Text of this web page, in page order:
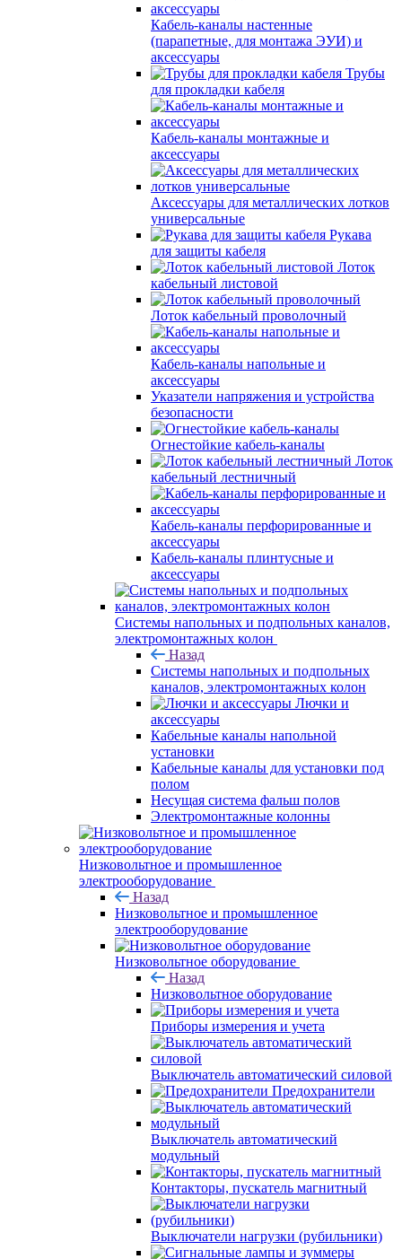
Кабель-каналы настенные
(парапетные, для монтажа ЭУИ) и
аксессуары
Трубы
для прокладки кабеля
Кабель-каналы монтажные и
аксессуары
Аксессуары для металлических лотков
универсальные
Рукава
для защиты кабеля
Лоток
кабельный листовой
Лоток кабельный проволочный
Кабель-каналы напольные и
аксессуары
Указатели напряжения и устройства
безопасности
Огнестойкие кабель-каналы
Лоток
кабельный лестничный
Кабель-каналы перфорированные и
аксессуары
Кабель-каналы плинтусные и
аксессуары
Системы напольных и подпольных каналов,
электромонтажных колон
Назад
Системы напольных и подпольных
каналов, электромонтажных колон
Лючки и
аксессуары
Кабельные каналы напольной
установки
Кабельные каналы для установки под
полом
Несущая система фальш полов
Электромонтажные колонны
Низковольтное и промышленное
электрооборудование
Назад
Низковольтное и промышленное
электрооборудование
Низковольтное оборудование
Назад
Низковольтное оборудование
Приборы измерения и учета
Выключатель автоматический силовой
Предохранители
Выключатель автоматический
модульный
Контакторы, пускатель магнитный
Выключатели нагрузки (рубильники)